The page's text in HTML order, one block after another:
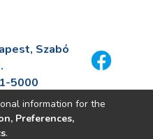
Szabó
5000
information for the
Preferences,
.